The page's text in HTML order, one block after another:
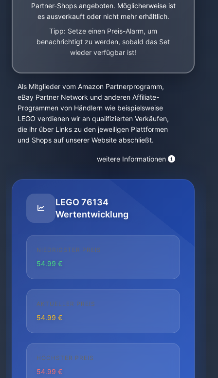
Partner-Shops angeboten. Möglicherweise ist
es ausverkauft oder nicht mehr erhältlich.
Tipp: Setze einen Preis-Alarm, um
benachrichtigt zu werden, sobald das Set
wieder verfügbar ist!
Als Mitglieder vom Amazon Partnerprogramm,
eBay Partner Network und anderen Affiliate-
Programmen von Händlern wie beispielsweise
LEGO verdienen wir an qualifizierten Verkäufen,
die ihr über Links zu den jeweiligen Plattformen
und Shops auf unserer Website abschließt.
weitere Informationen
LEGO 76134
Wertentwicklung
NIEDRIGSTER PREIS
54.99 €
AKTUELLER PREIS
54.99 €
HÖCHSTER PREIS
54.99 €